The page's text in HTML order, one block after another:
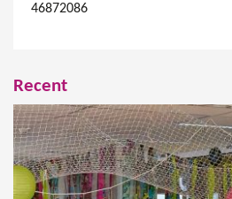
46872086
Recent